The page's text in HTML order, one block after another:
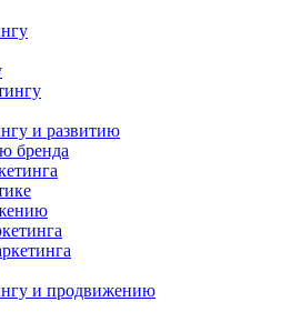
и развитию
бренда
и продвижению